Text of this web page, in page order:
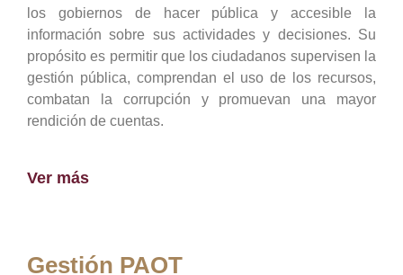
los gobiernos de hacer pública y accesible la
información sobre sus actividades y decisiones. Su
propósito es permitir que los ciudadanos supervisen la
gestión pública, comprendan el uso de los recursos,
combatan la corrupción y promuevan una mayor
rendición de cuentas.
Ver más
Gestión PAOT